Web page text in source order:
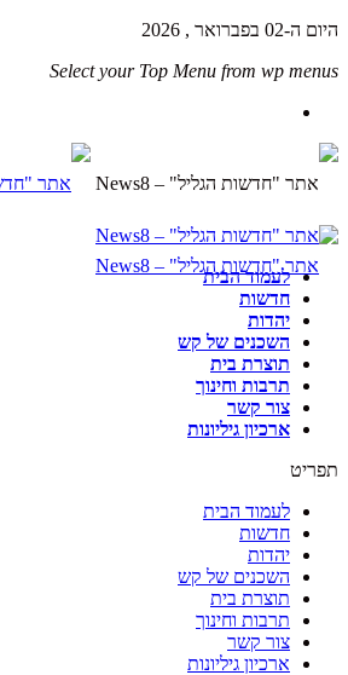
היום ה-02 בפברואר , 2026
Select your Top Menu from wp menus
לעמוד הבית
חדשות
יהדות
השכנים של קש
תוצרת בית
תרבות וחינוך
צור קשר
ארכיון גיליונות
תפריט
לעמוד הבית
חדשות
יהדות
השכנים של קש
תוצרת בית
תרבות וחינוך
צור קשר
ארכיון גיליונות